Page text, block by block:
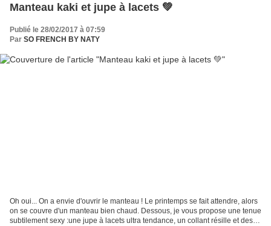
Manteau kaki et jupe à lacets 💚
Publié le 28/02/2017 à 07:59
Par SO FRENCH BY NATY
Oh oui... On a envie d'ouvrir le manteau ! Le printemps se fait attendre, alors
on se couvre d'un manteau bien chaud. Dessous, je vous propose une tenue
subtilement sexy :une jupe à lacets ultra tendance, un collant résille et des